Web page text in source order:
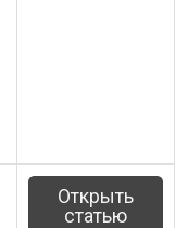
Открыть
статью